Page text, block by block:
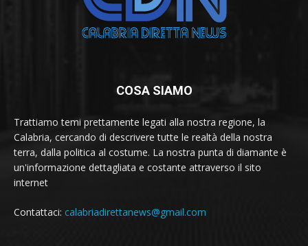
COSA SIAMO
Trattiamo temi prettamente legati alla nostra regione, la
Calabria, cercando di descrivere tutte le realtà della nostra
terra, dalla politica al costume. La nostra punta di diamante è
un'informazione dettagliata e costante attraverso il sito
internet
Contattaci: calabriadirettanews@gmail.com